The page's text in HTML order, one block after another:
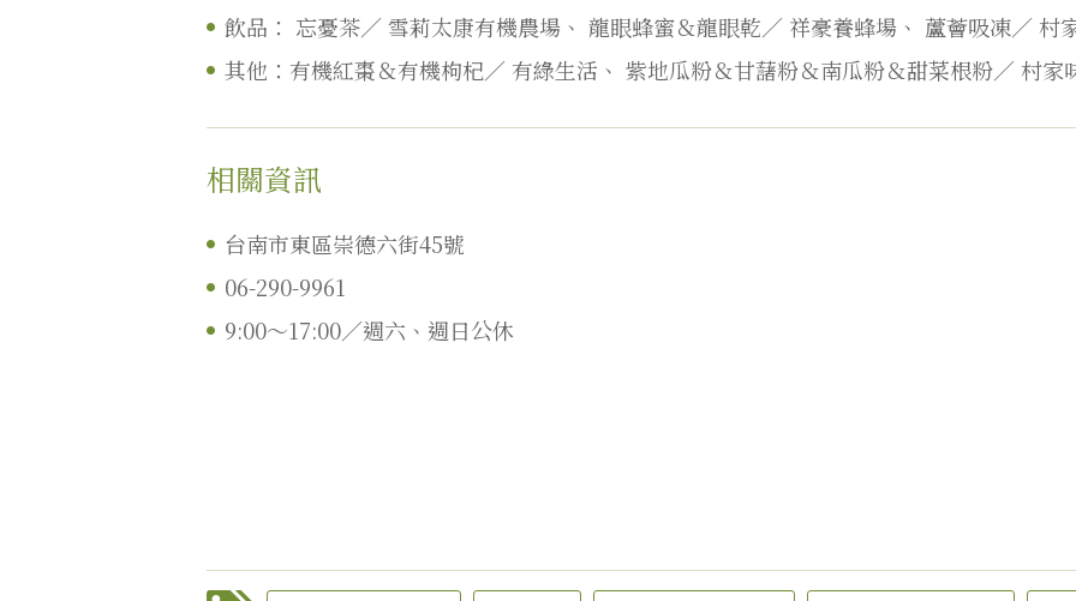
飲品： 忘憂茶／ 雪莉太康有機農場、 龍眼蜂蜜＆龍眼乾／ 祥豪養蜂場、 蘆薈吸凍／ 村
其他：有機紅棗＆有機枸杞／ 有綠生活、 紫地瓜粉＆甘藷粉＆南瓜粉＆甜菜根粉／ 村家
相關資訊
台南市東區崇德六街45號
06-290-9961
9:00～17:00／週六、週日公休